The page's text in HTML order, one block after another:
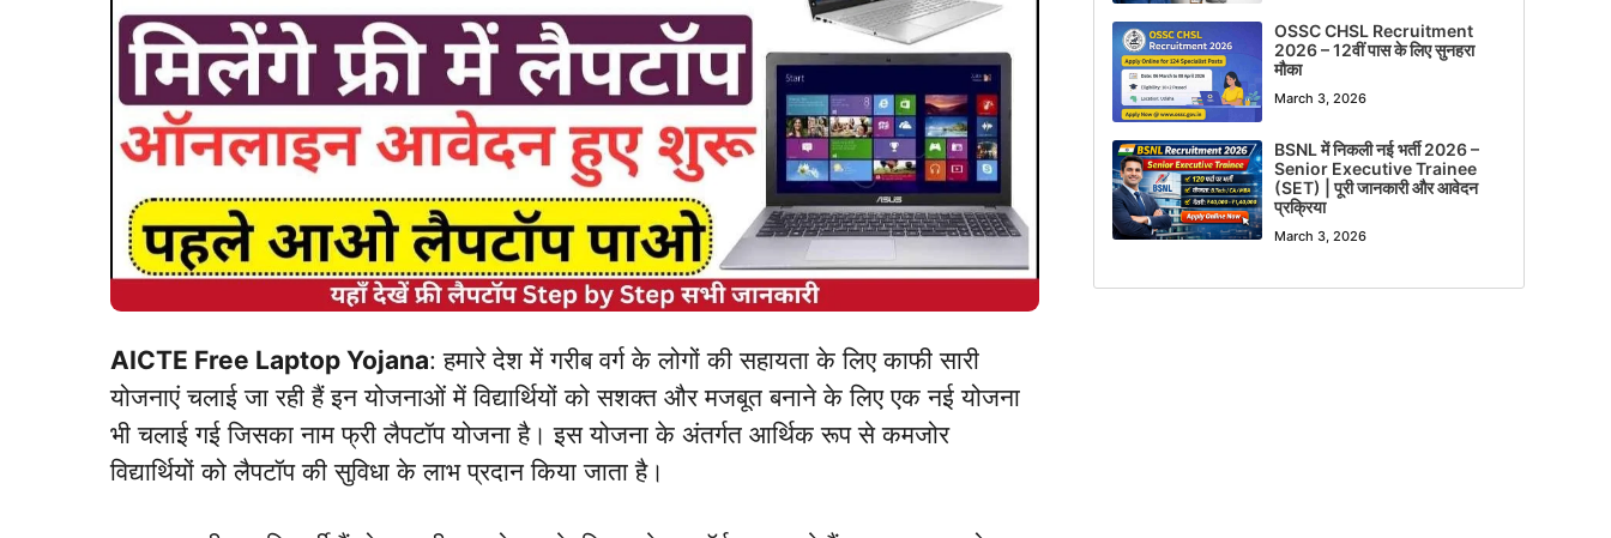
AICTE Free Laptop Yojana: हमारे देश में गरीब वर्ग के लोगों की सहायता के लिए काफी सारी
योजनाएं चलाई जा रही हैं इन योजनाओं में विद्यार्थियों को सशक्त और मजबूत बनाने के लिए एक नई योजना
भी चलाई गई जिसका नाम फ्री लैपटॉप योजना है। इस योजना के अंतर्गत आर्थिक रूप से कमजोर
विद्यार्थियों को लैपटॉप की सुविधा के लाभ प्रदान किया जाता है।
OSSC CHSL Recruitment
2026 – 12वीं पास के लिए सुनहरा
मौका
March 3, 2026
BSNL में निकली नई भर्ती 2026 –
Senior Executive Trainee
(SET) | पूरी जानकारी और आवेदन
प्रक्रिया
March 3, 2026